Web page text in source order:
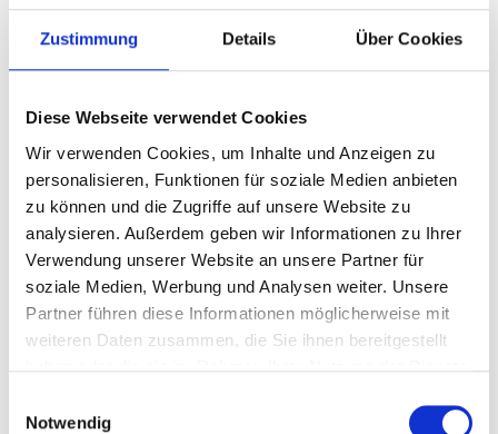
Zustimmung Details Über Cookies
Diese Webseite verwendet Cookies
Wir verwenden Cookies, um Inhalte und Anzeigen zu
personalisieren, Funktionen für soziale Medien anbieten
zu können und die Zugriffe auf unsere Website zu
analysieren. Außerdem geben wir Informationen zu Ihrer
Verwendung unserer Website an unsere Partner für
soziale Medien, Werbung und Analysen weiter. Unsere
Partner führen diese Informationen möglicherweise mit
weiteren Daten zusammen, die Sie ihnen bereitgestellt
Notwendig
Zum
der
Bildergalerie
springen
Art.-Nr.
P2053B
Auf charmante Weise Danke sagen
Informationen zu enthaltenen Lebensmitteln
zur Zeit nicht verfügbar
DETAILS
Botschaft der schwarzen Dekorschachtel. Auch sie enthält